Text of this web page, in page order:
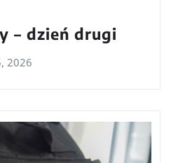
– dzień drugi
2026